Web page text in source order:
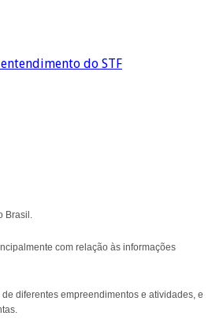
do STF
Brasil.
com relação às informações
diferentes empreendimentos e atividades, e